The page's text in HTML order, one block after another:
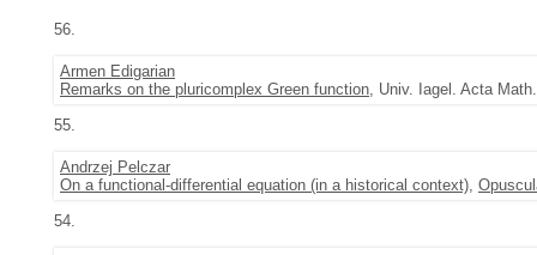
56.
Armen Edigarian
Remarks on the pluricomplex Green function, Univ. Iagel. Acta
55.
Andrzej Pelczar
On a functional-differential equation (in a historical context),
54.